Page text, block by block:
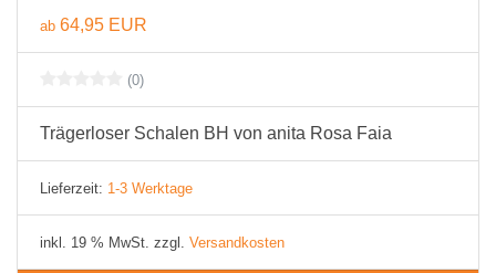
ab 64,95 EUR
(0)
Trägerloser Schalen BH von anita Rosa Faia
Lieferzeit: 1-3 Werktage
inkl. 19 % MwSt. zzgl. Versandkosten